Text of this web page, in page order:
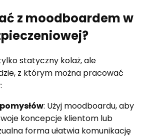
z moodboardem w
statyczny kolaż, ale
z którym można pracować
: Użyj moodboardu, aby
koncepcje klientom lub
forma ułatwia komunikację